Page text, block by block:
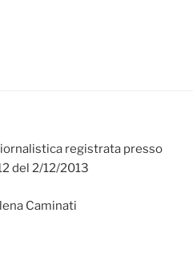
registrata presso
del 2/12/2013
Caminati